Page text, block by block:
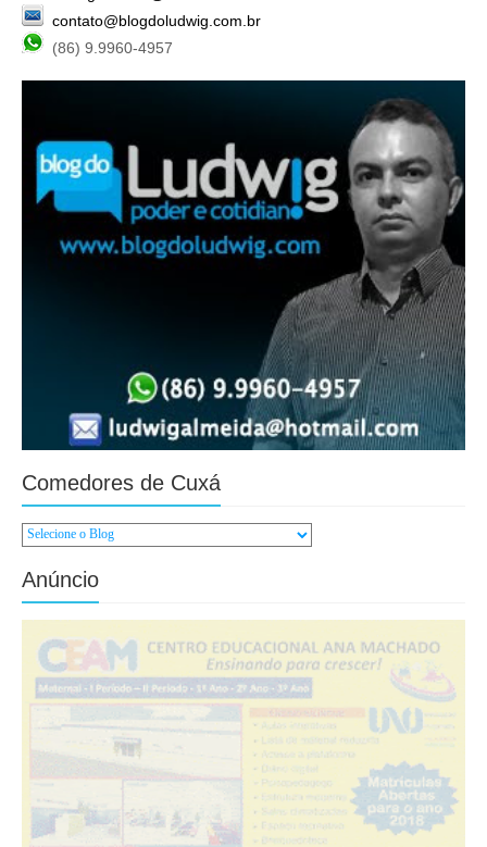
contato@blogdoludwig.com.br
(86) 9.9960-4957
Comedores de Cuxá
Anúncio